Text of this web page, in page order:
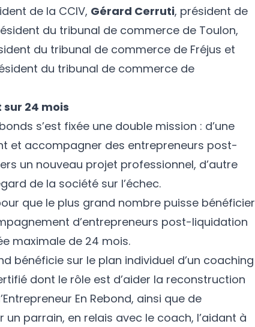
de la CCIV, Gérard Cerruti, président de
du tribunal de commerce de Toulon,
du tribunal de commerce de Fréjus et
du tribunal de commerce de
24 mois
s’est fixée une double mission : d’une
et accompagner des entrepreneurs post-
un nouveau projet professionnel, d’autre
de la société sur l’échec.
que le plus grand nombre puisse bénéficier
d’entrepreneurs post-liquidation
maximale de 24 mois.
bénéficie sur le plan individuel d’un coaching
dont le rôle est d’aider la reconstruction
En Rebond, ainsi que de
parrain, en relais avec le coach, l’aidant à